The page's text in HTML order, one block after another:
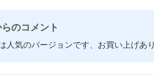
のコメント
人気のバージョンです、お買い上げあ